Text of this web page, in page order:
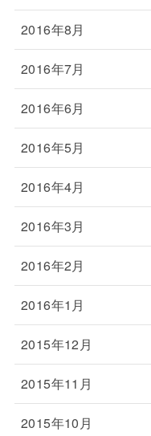
2016年8月
2016年7月
2016年6月
2016年5月
2016年4月
2016年3月
2016年2月
2016年1月
2015年12月
2015年11月
2015年10月